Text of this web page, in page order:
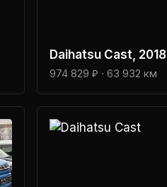
Daihatsu Cast , 2018
974 829 ₽ · 63 932 км